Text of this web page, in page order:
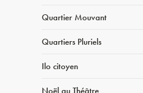
Quartier Mouvant
Quartiers Pluriels
Ilo citoyen
Noël au Théâtre